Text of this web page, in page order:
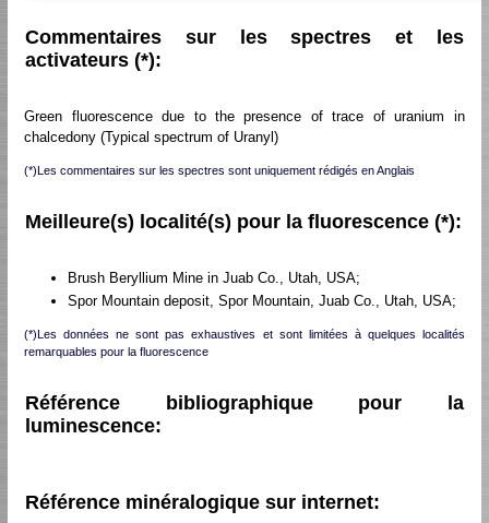
Commentaires sur les spectres et les
activateurs (*):
Green fluorescence due to the presence of trace of uranium in
chalcedony (Typical spectrum of Uranyl)
(*)Les commentaires sur les spectres sont uniquement rédigés en Anglais
Meilleure(s) localité(s) pour la fluorescence (*):
Brush Beryllium Mine in Juab Co., Utah, USA;
Spor Mountain deposit, Spor Mountain, Juab Co., Utah, USA;
(*)Les données ne sont pas exhaustives et sont limitées à quelques localités
remarquables pour la fluorescence
Référence bibliographique pour la
luminescence:
Référence minéralogique sur internet: